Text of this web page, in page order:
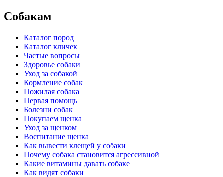
Собакам
Каталог пород
Каталог кличек
Частые вопросы
Здоровье собаки
Уход за собакой
Кормление собак
Пожилая собака
Первая помощь
Болезни собак
Покупаем щенка
Уход за щенком
Воспитание щенка
Как вывести клещей у собаки
Почему собака становится агрессивной
Какие витамины давать собаке
Как видят собаки